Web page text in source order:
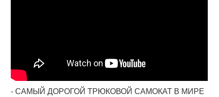
- САМЫЙ ДОРОГОЙ ТРЮКОВОЙ САМОКАТ В МИРЕ